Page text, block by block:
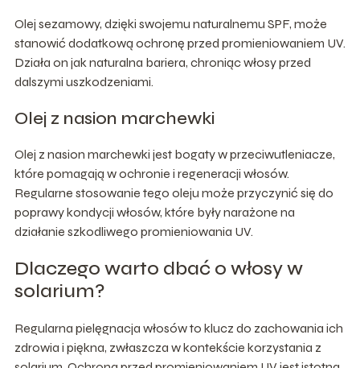
Olej sezamowy, dzięki swojemu naturalnemu SPF, może
stanowić dodatkową ochronę przed promieniowaniem UV.
Działa on jak naturalna bariera, chroniąc włosy przed
dalszymi uszkodzeniami.
Olej z nasion marchewki
Olej z nasion marchewki jest bogaty w przeciwutleniacze,
które pomagają w ochronie i regeneracji włosów.
Regularne stosowanie tego oleju może przyczynić się do
poprawy kondycji włosów, które były narażone na
działanie szkodliwego promieniowania UV.
Dlaczego warto dbać o włosy w
solarium?
Regularna pielęgnacja włosów to klucz do zachowania ich
zdrowia i piękna, zwłaszcza w kontekście korzystania z